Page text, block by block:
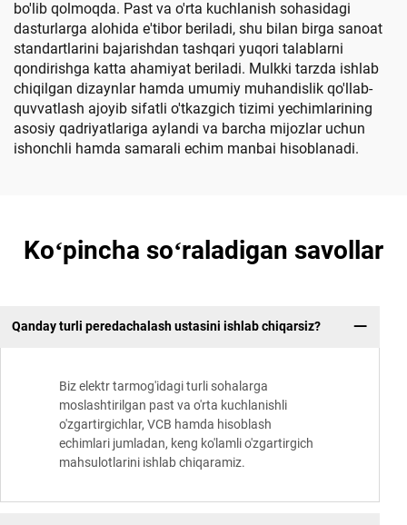
bo'lib qolmoqda. Past va o'rta kuchlanish sohasidagi
dasturlarga alohida e'tibor beriladi, shu bilan birga sanoat
standartlarini bajarishdan tashqari yuqori talablarni
qondirishga katta ahamiyat beriladi. Mulkki tarzda ishlab
chiqilgan dizaynlar hamda umumiy muhandislik qo'llab-
quvvatlash ajoyib sifatli o'tkazgich tizimi yechimlarining
asosiy qadriyatlariga aylandi va barcha mijozlar uchun
ishonchli hamda samarali echim manbai hisoblanadi.
Koʻpincha soʻraladigan savollar
Qanday turli peredachalash ustasini ishlab chiqarsiz?
Biz elektr tarmog'idagi turli sohalarga
moslashtirilgan past va o'rta kuchlanishli
o'zgartirgichlar, VCB hamda hisoblash
echimlari jumladan, keng ko'lamli o'zgartirgich
mahsulotlarini ishlab chiqaramiz.